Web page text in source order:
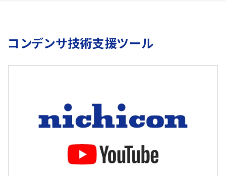
コンデンサ技術支援ツール